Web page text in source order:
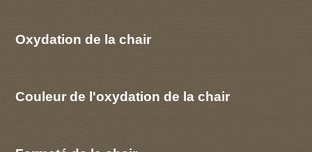
Oxydation de la chair
Couleur de l'oxydation de la chair